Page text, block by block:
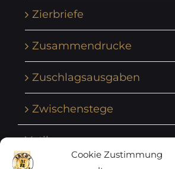
Cookie Zustimmung
Zierbriefe
Zusammendrucke
Zuschlagsausgaben
Zwischenstege
Vatikan